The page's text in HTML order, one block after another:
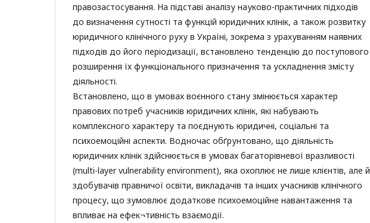
правозастосування. На підставі аналізу науково-практичних підходів
до визначення сутності та функцій юридичних клінік, а також розвитку
юридичного клінічного руху в Україні, зокрема з урахуванням наявних
підходів до його періодизації, встановлено тенденцію до поступового
розширення їх функціонального призначення та ускладнення змісту
діяльності.
Встановлено, що в умовах воєнного стану змінюється характер
правових потреб учасників юридичних клінік, які набувають
комплексного характеру та поєднують юридичні, соціальні та
психоемоційні аспекти. Водночас обґрунтовано, що діяльність
юридичних клінік здійснюється в умовах багаторівневої вразливості
(multi-layer vulnerability environment), яка охоплює не лише клієнтів, але й
здобувачів правничої освіти, викладачів та інших учасників клінічного
процесу, що зумовлює додаткове психоемоційне навантаження та
впливає на ефек¬тивність взаємодії.